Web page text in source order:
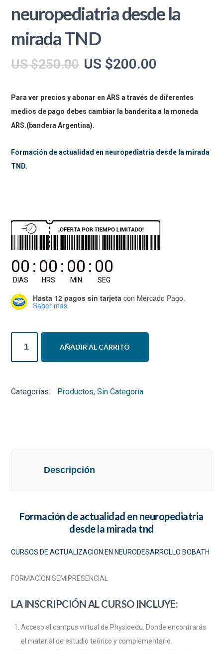
neuropediatria desde la
mirada TND
US $250.00 El
original
era:
US
$250.00.
US $200.00
actual
es:
$200.00.
Para ver precios y abonar en ARS a través de diferentes
medios de pago debes cambiar la banderita a la moneda
ARS.(bandera Argentina).
Formación de actualidad en neuropediatria desde la mirada
TND.
00
DIAS
: 00
HRS
: 00
MIN
: 00
SEG
Hasta 12 pagos sin tarjeta con Mercado Pago.
Saber más
neuropediatria
TND
AÑADIR AL CARRITO
Categorías: Productos,Sin Categoría
Descripción
Formación de actualidad en neuropediatria
desde la mirada tnd
CURSOS DE ACTUALIZACION:EN NEURODESARROLLO BOBATH
FORMACION SEMIPRESENCIAL
LA INSCRIPCIÓN AL CURSO INCLUYE:
Acceso al campus virtual de Physioedu. Donde encontrarás
el material de estudio teórico y complementario.